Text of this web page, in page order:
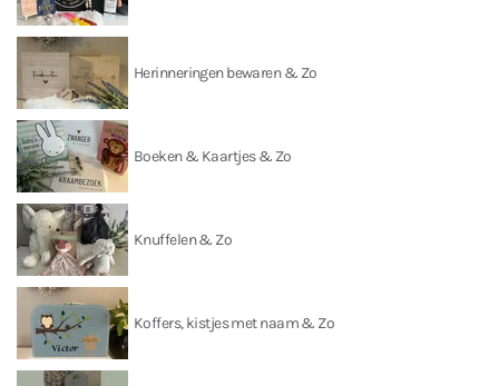
Herinneringen bewaren & Zo
Boeken & Kaartjes & Zo
Knuffelen & Zo
Koffers, kistjes met naam & Zo